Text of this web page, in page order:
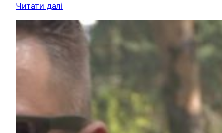
Читати далі